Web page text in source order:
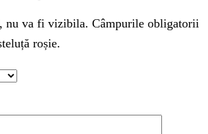
nu va fi vizibila. Câmpurile obligatorii
roșie.